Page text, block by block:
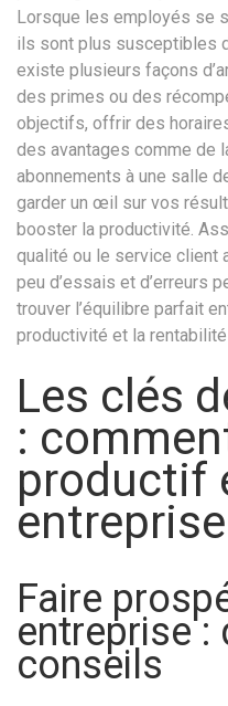
Lorsque les employés se
ils sont plus susceptibles
existe plusieurs façons
des primes ou des
objectifs, offrir des
des avantages comme de
abonnements à une salle
garder un œil sur vos
booster la productivité.
qualité ou le service client
peu d’essais et d’erreurs
trouver l’équilibre parfait
productivité et la
Les clés
:
productif
Faire
entreprise :
conseils